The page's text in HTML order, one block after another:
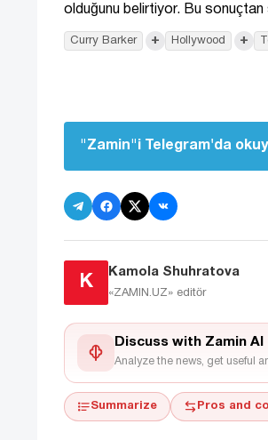
olduğunu belirtiyor. Bu
Curry Barker + Hollywood +
"Zamin"i Telegram'da
K
Kamola Shuhratova
«ZAMIN.UZ» editör
Discuss with Zamin AI
Analyze the news, get useful
Summarize Pros and